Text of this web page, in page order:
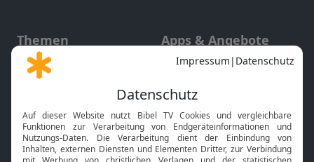
Themen
Gott und Bibel erklärt
Neuigkeiten
Apps & Angebote
Mobile App
Smart TV
HbbTV
Bibelthek Online-Bibel